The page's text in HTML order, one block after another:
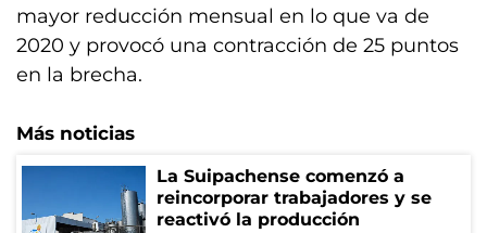
mayor reducción mensual en lo que va de
2020 y provocó una contracción de 25 puntos
en la brecha.
Más noticias
La Suipachense comenzó a
reincorporar trabajadores y se
reactivó la producción